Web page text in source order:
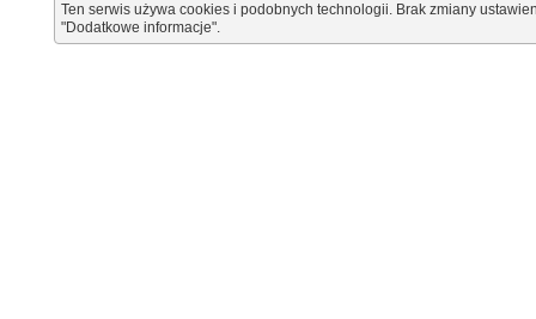
Ten serwis używa cookies i podobnych technologii. Brak zmiany
"Dodatkowe informacje".